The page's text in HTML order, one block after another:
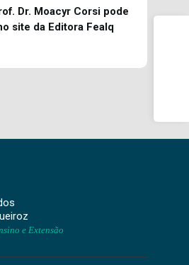
Dr. Moacyr Corsi pode
site da Editora Fealq
e Extensão